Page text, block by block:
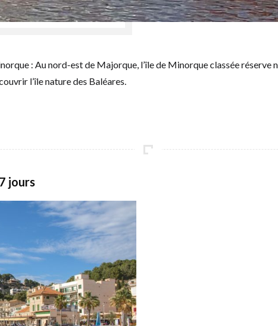
: Au nord-est de Majorque, l’île de Minorque classée réserve
l’île nature des Baléares.
jours